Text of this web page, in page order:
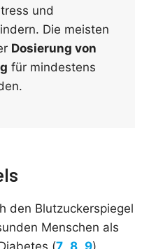
und
Die meisten
Dosierung von
für mindestens
den Blutzuckerspiegel
Menschen als
(7 8 9).